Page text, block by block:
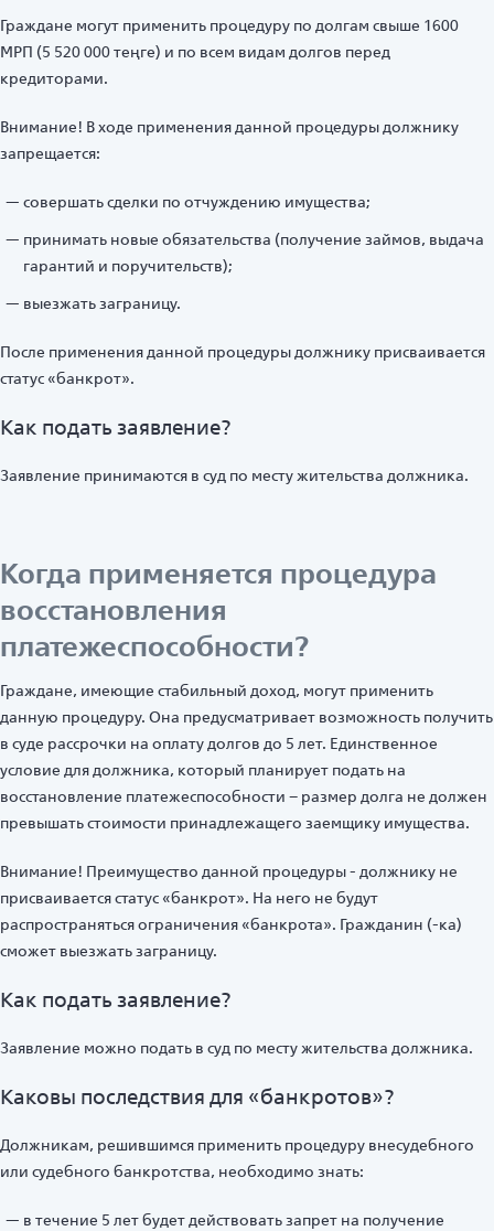
Граждане могут применить процедуру по долгам свыше 1600
МРП (5 520 000 теңге) и по всем видам долгов перед
кредиторами.
Внимание! В ходе применения данной процедуры должнику
запрещается:
совершать сделки по отчуждению имущества;
принимать новые обязательства (получение займов, выдача
гарантий и поручительств);
выезжать заграницу.
После применения данной процедуры должнику присваивается
статус «банкрот».
Как подать заявление?
Заявление принимаются в суд по месту жительства должника.
Когда применяется процедура
восстановления
платежеспособности?
Граждане, имеющие стабильный доход, могут применить
данную процедуру. Она предусматривает возможность получить
в суде рассрочки на оплату долгов до 5 лет. Единственное
условие для должника, который планирует подать на
восстановление платежеспособности – размер долга не должен
превышать стоимости принадлежащего заемщику имущества.
Внимание! Преимущество данной процедуры - должнику не
присваивается статус «банкрот». На него не будут
распространяться ограничения «банкрота». Гражданин (-ка)
сможет выезжать заграницу.
Как подать заявление?
Заявление можно подать в суд по месту жительства должника.
Каковы последствия для «банкротов»?
Должникам, решившимся применить процедуру внесудебного
или судебного банкротства, необходимо знать:
в течение 5 лет будет действовать запрет на получение